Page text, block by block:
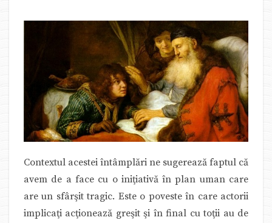
Contextul acestei întâmplări ne sugerează faptul că
avem de a face cu o iniţiativă în plan uman care
are un sfârşit tragic. Este o poveste în care actorii
implicaţi acţionează greşit şi în final cu toţii au de